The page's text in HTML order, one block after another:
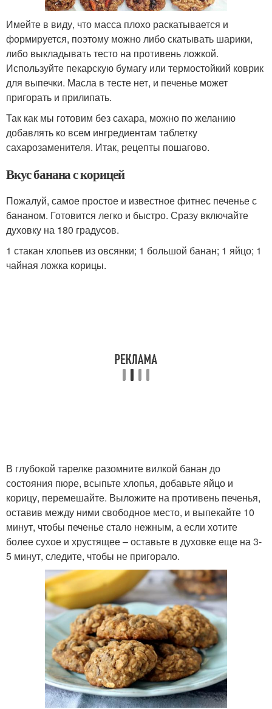
Имейте в виду, что масса плохо раскатывается и
формируется, поэтому можно либо скатывать шарики,
либо выкладывать тесто на противень ложкой.
Используйте пекарскую бумагу или термостойкий коврик
для выпечки. Масла в тесте нет, и печенье может
пригорать и прилипать.
Так как мы готовим без сахара, можно по желанию
добавлять ко всем ингредиентам таблетку
сахарозаменителя. Итак, рецепты пошагово.
Вкус банана с корицей
Пожалуй, самое простое и известное фитнес печенье с
бананом. Готовится легко и быстро. Сразу включайте
духовку на 180 градусов.
1 стакан хлопьев из овсянки; 1 большой банан; 1 яйцо; 1
чайная ложка корицы.
В глубокой тарелке разомните вилкой банан до
состояния пюре, всыпьте хлопья, добавьте яйцо и
корицу, перемешайте. Выложите на противень печенья,
оставив между ними свободное место, и выпекайте 10
минут, чтобы печенье стало нежным, а если хотите
более сухое и хрустящее – оставьте в духовке еще на 3-
5 минут, следите, чтобы не пригорало.